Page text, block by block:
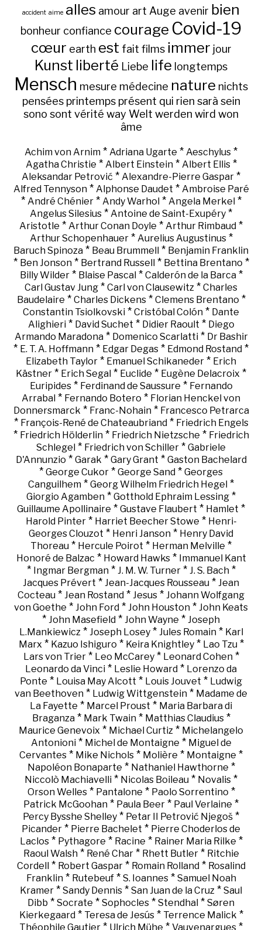
accident aime alles amour art Auge avenir bien
bonheur confiance courage Covid-19
cœur earth est fait films immer jour
Kunst liberté Liebe life longtemps
Mensch mesure médecine nature nichts
pensées printemps présent qui rien sarà sein
sono sont vérité way Welt werden wird won
âme
Achim von Arnim * Adriana Ugarte * Aeschylus *
Agatha Christie * Albert Einstein* Albert Ellis*
Aleksandar Petrović * Alexandre-Pierre Gaspar *
Alfred Tennyson* Alphonse Daudet * Ambroise Paré
* André Chénier* Andy Warhol * Angela Merkel *
Angelus Silesius * Antoine de Saint-Exupéry *
Aristotle * Arthur Conan Doyle * Arthur Rimbaud *
Arthur Schopenhauer* Aurelius Augustinus*
Baruch Spinoza * Beau Brummell * Benjamin Franklin
* Ben Jonson* Bertrand Russell * Bettina Brentano *
Billy Wilder* Blaise Pascal* Calderón de la Barca*
Carl Gustav Jung * Carl von Clausewitz * Charles
Baudelaire * Charles Dickens* Clemens Brentano *
Constantin Tsiolkovski * Cristóbal Colón * Dante
Alighieri* David Suchet * Didier Raoult * Diego
Armando Maradona* Domenico Scarlatti* Dr Bashir
* E. T. A. Hoffmann * Edgar Degas * Edmond Rostand *
Elizabeth Taylor * Emanuel Schikaneder * Erich
Kästner * Erich Segal * Euclide * Eugène Delacroix *
Euripides* Ferdinand de Saussure * Fernando
Arrabal * Fernando Botero * Florian Henckel von
Donnersmarck * Franc-Nohain* Francesco Petrarca
* François-René de Chateaubriand* Friedrich Engels
* Friedrich Hölderlin* Friedrich Nietzsche * Friedrich
Schlegel * Friedrich von Schiller * Gabriele
D'Annunzio * Garak * Gary Grant * Gaston Bachelard
* George Cukor * George Sand * Georges
Canguilhem * Georg Wilhelm Friedrich Hegel *
Giorgio Agamben * Gotthold Ephraim Lessing *
Guillaume Apollinaire * Gustave Flaubert * Hamlet *
Harold Pinter* Harriet Beecher Stowe * Henri-
Georges Clouzot * Henri Janson * Henry David
Thoreau * Hercule Poirot * Herman Melville *
Honoré de Balzac * Howard Hawks* Immanuel Kant
* Ingmar Bergman* J. M. W. Turner* J. S. Bach*
Jacques Prévert * Jean-Jacques Rousseau * Jean
Cocteau * Jean Rostand * Jesus * Johann Wolfgang
von Goethe * John Ford * John Houston * John Keats
* John Masefield * John Wayne * Joseph
L.Mankiewicz* Joseph Losey* Jules Romain* Karl
Marx * Kazuo Ishiguro * Keira Knightley* Lao Tzu*
Lars von Trier* Leo McCarey* Leonard Cohen*
Leonardo da Vinci * Leslie Howard * Lorenzo da
Ponte * Louisa May Alcott * Louis Jouvet * Ludwig
van Beethoven * Ludwig Wittgenstein * Madame de
La Fayette * Marcel Proust * Maria Barbara di
Braganza* Mark Twain* Matthias Claudius*
Maurice Genevoix * Michael Curtiz * Michelangelo
Antonioni* Michel de Montaigne * Miguel de
Cervantes * Mike Nichols * Molière * Montaigne *
Napoléon Bonaparte * Nathaniel Hawthorne *
Niccolò Machiavelli * Nicolas Boileau * Novalis *
Orson Welles* Pantalone * Paolo Sorrentino *
Patrick McGoohan * Paula Beer * Paul Verlaine *
Percy Bysshe Shelley * Petar II Petrović Njegoš *
Picander * Pierre Bachelet * Pierre Choderlos de
Laclos* Pythagore * Racine * Rainer Maria Rilke *
Raoul Walsh* René Char* Rhett Butler* Ritchie
Cordell * Robert Gaspar* Romain Rolland* Rosalind
Franklin* Rutebeuf* S. Ioannes* Samuel Noah
Kramer * Sandy Dennis * San Juan de la Cruz * Saul
Dibb * Socrate * Sophocles * Stendhal * Søren
Kierkegaard* Teresa de Jesús* Terrence Malick *
Théophile Gautier * Ulrich Mühe * Vauvenargues *